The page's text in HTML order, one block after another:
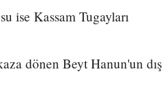
ise Kassam Tugayları
dönen Beyt Hanun'un dış